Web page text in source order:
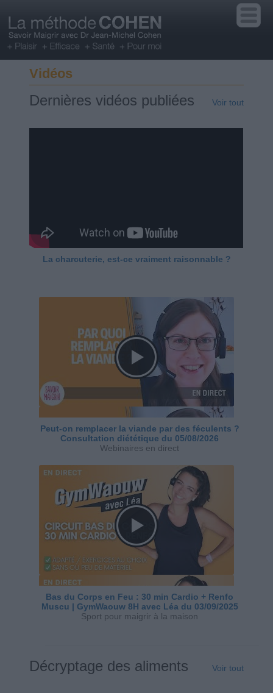
Vidéos
Dernières vidéos publiées Voir tout
La charcuterie, est-ce vraiment raisonnable ?
Peut-on remplacer la viande par des féculents ?
Consultation diététique du 05/08/2026
Webinaires en direct
Bas du Corps en Feu : 30 min Cardio + Renfo
Muscu | GymWaouw 8H avec Léa du 03/09/2025
Sport pour maigrir à la maison
Décryptage des aliments Voir tout